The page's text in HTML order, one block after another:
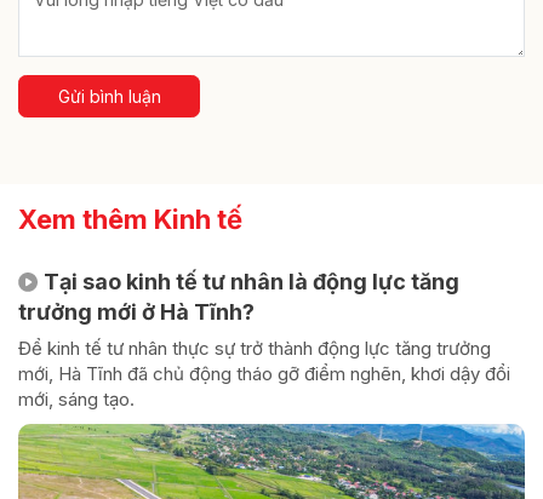
Gửi bình luận
Xem thêm Kinh tế
Tại sao kinh tế tư nhân là động lực tăng
trưởng mới ở Hà Tĩnh?
Để kinh tế tư nhân thực sự trở thành động lực tăng trưởng
mới, Hà Tĩnh đã chủ động tháo gỡ điểm nghẽn, khơi dậy đổi
mới, sáng tạo.